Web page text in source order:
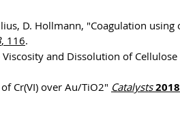
D. Hollmann, "Coagulation
, 116.
and Dissolution of
Cr(VI) over Au/TiO2" Catalysts2018